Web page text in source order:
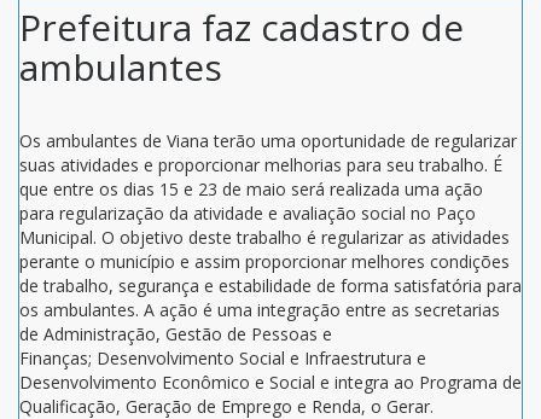
Prefeitura faz cadastro de
ambulantes
Os ambulantes de Viana terão uma oportunidade de regularizar
suas atividades e proporcionar melhorias para seu trabalho. É
que entre os dias 15 e 23 de maio será realizada uma ação
para regularização da atividade e avaliação social no Paço
Municipal. O objetivo deste trabalho é regularizar as atividades
perante o município e assim proporcionar melhores condições
de trabalho, segurança e estabilidade de forma satisfatória para
os ambulantes. A ação é uma integração entre as secretarias
de Administração, Gestão de Pessoas e
Finanças; Desenvolvimento Social e Infraestrutura e
Desenvolvimento Econômico e Social e integra ao Programa de
Qualificação, Geração de Emprego e Renda, o Gerar.